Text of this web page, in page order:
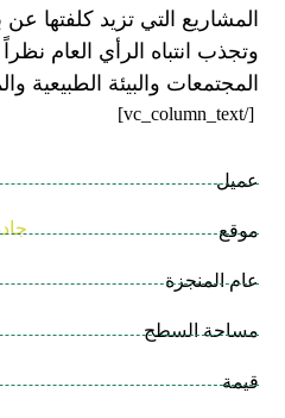
المشاريع التي تزيد كلفتها
وتجذب انتباه الرأي العام نظراً
المجتمعات والبيئة الطبيعية
[/vc_column_text]
عميل
موقع
عام المنجزة
مساحة السطح
قيمة